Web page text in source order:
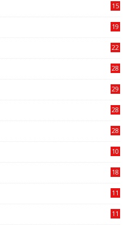
15
19
22
28
29
28
28
10
18
11
11